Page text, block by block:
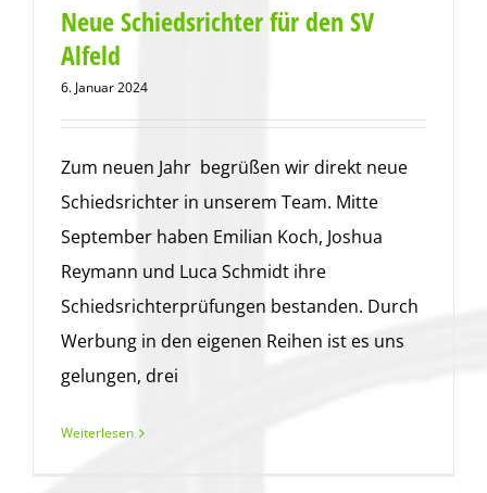
Neue Schiedsrichter für den SV
Alfeld
6. Januar 2024
Zum neuen Jahr begrüßen wir direkt neue
Schiedsrichter in unserem Team. Mitte
September haben Emilian Koch, Joshua
Reymann und Luca Schmidt ihre
Schiedsrichterprüfungen bestanden. Durch
Werbung in den eigenen Reihen ist es uns
gelungen, drei
Weiterlesen